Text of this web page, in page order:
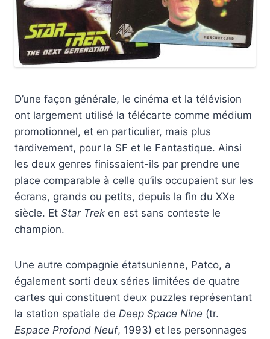
D’une façon générale, le cinéma et la télévision
ont largement utilisé la télécarte comme médium
promotionnel, et en particulier, mais plus
tardivement, pour la SF et le Fantastique. Ainsi
les deux genres finissaient-ils par prendre une
place comparable à celle qu’ils occupaient sur les
écrans, grands ou petits, depuis la fin du XXe
siècle. Et Star Trek en est sans conteste le
champion.
Une autre compagnie étatsunienne, Patco, a
également sorti deux séries limitées de quatre
cartes qui constituent deux puzzles représentant
la station spatiale de Deep Space Nine (tr.
Espace Profond Neuf, 1993) et les personnages